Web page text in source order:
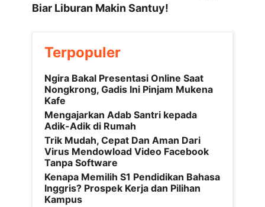
Biar Liburan Makin Santuy!
Terpopuler
Ngira Bakal Presentasi Online Saat
Nongkrong, Gadis Ini Pinjam Mukena
Kafe
Mengajarkan Adab Santri kepada
Adik-Adik di Rumah
Trik Mudah, Cepat Dan Aman Dari
Virus Mendowload Video Facebook
Tanpa Software
Kenapa Memilih S1 Pendidikan Bahasa
Inggris? Prospek Kerja dan Pilihan
Kampus